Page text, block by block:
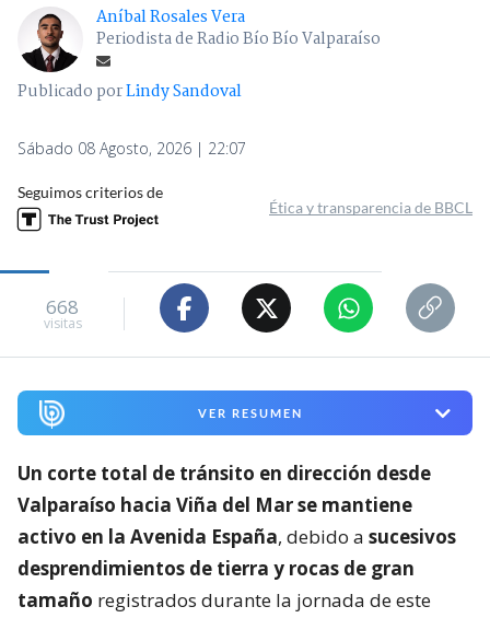
Aníbal Rosales Vera
Periodista de Radio Bío Bío Valparaíso
Publicado porLindy Sandoval
Sábado 08 Agosto, 2026 | 22:07
Seguimos criterios de
Ética y transparencia de BBCL
668
visitas
VER RESUMEN
Un corte total de tránsito en dirección desde
Valparaíso hacia Viña del Mar se mantiene
activo en la Avenida España, debido a sucesivos
desprendimientos de tierra y rocas de gran
tamaño registrados durante la jornada de este